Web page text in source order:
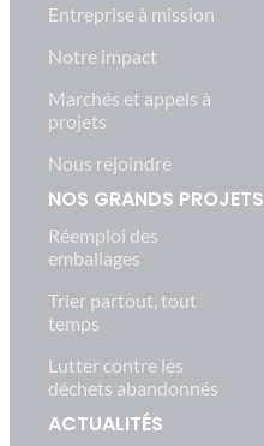
Entreprise à mission
Notre impact
Marchés et appels à
projets
Nous rejoindre
NOS GRANDS PROJETS
Réemploi des
emballages
Trier partout, tout
temps
Lutter contre les
déchets abandonnés
ACTUALITÉS